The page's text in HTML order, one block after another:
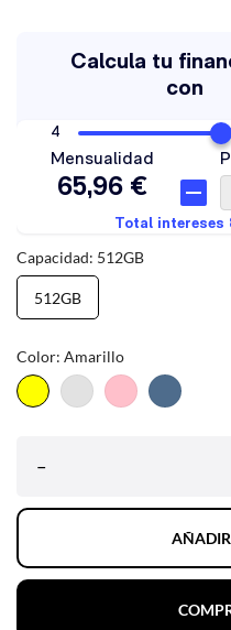
Capacidad: 512GB
512GB
Color: Amarillo
AmarilloPlata Rosa Pacific
–